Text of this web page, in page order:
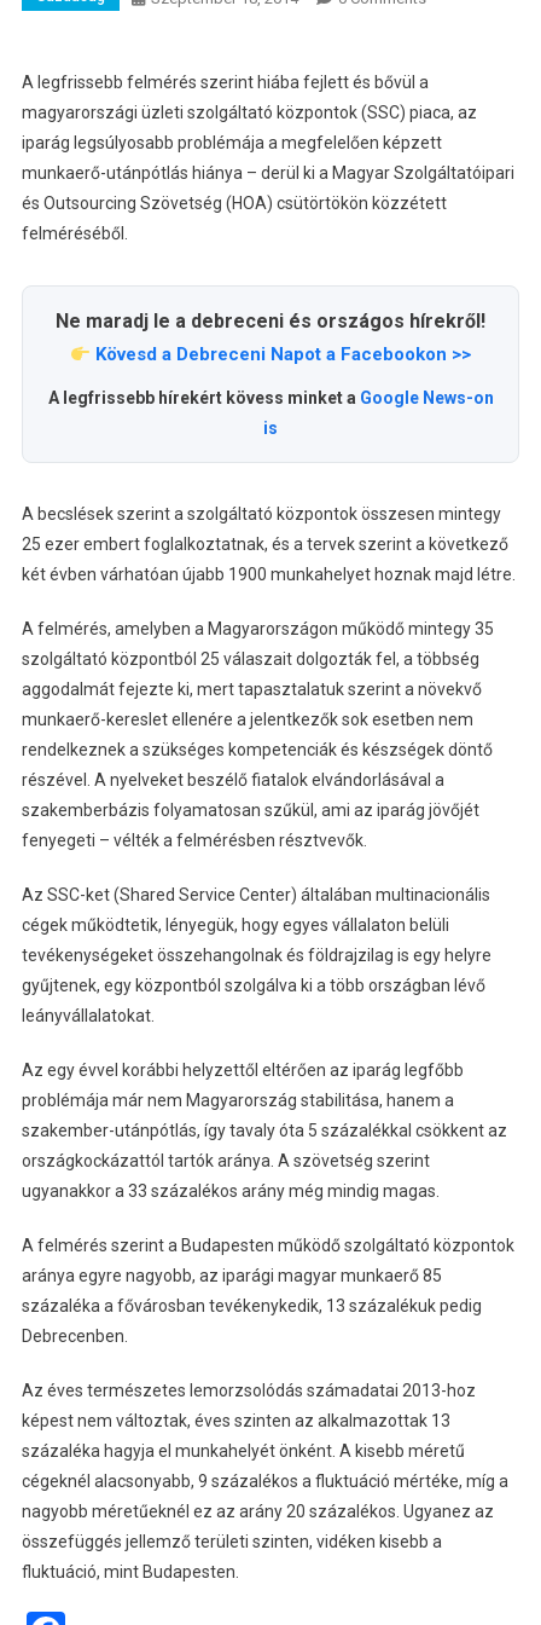
A legfrissebb felmérés szerint hiába fejlett és bővül a
magyarországi üzleti szolgáltató központok (SSC) piaca, az
iparág legsúlyosabb problémája a megfelelően képzett
munkaerő-utánpótlás hiánya – derül ki a Magyar Szolgáltatóipari
és Outsourcing Szövetség (HOA) csütörtökön közzétett
felméréséből.
Ne maradj le a debreceni és országos hírekről!
Kövesd a Debreceni Napot a Facebookon >>
A legfrissebb hírekért kövess minket a Google News-on
is
A becslések szerint a szolgáltató központok összesen mintegy
25 ezer embert foglalkoztatnak, és a tervek szerint a következő
két évben várhatóan újabb 1900 munkahelyet hoznak majd létre.
A felmérés, amelyben a Magyarországon működő mintegy 35
szolgáltató központból 25 válaszait dolgozták fel, a többség
aggodalmát fejezte ki, mert tapasztalatuk szerint a növekvő
munkaerő-kereslet ellenére a jelentkezők sok esetben nem
rendelkeznek a szükséges kompetenciák és készségek döntő
részével. A nyelveket beszélő fiatalok elvándorlásával a
szakemberbázis folyamatosan szűkül, ami az iparág jövőjét
fenyegeti – vélték a felmérésben résztvevők.
Az SSC-ket (Shared Service Center) általában multinacionális
cégek működtetik, lényegük, hogy egyes vállalaton belüli
tevékenységeket összehangolnak és földrajzilag is egy helyre
gyűjtenek, egy központból szolgálva ki a több országban lévő
leányvállalatokat.
Az egy évvel korábbi helyzettől eltérően az iparág legfőbb
problémája már nem Magyarország stabilitása, hanem a
szakember-utánpótlás, így tavaly óta 5 százalékkal csökkent az
országkockázattól tartók aránya. A szövetség szerint
ugyanakkor a 33 százalékos arány még mindig magas.
A felmérés szerint a Budapesten működő szolgáltató központok
aránya egyre nagyobb, az iparági magyar munkaerő 85
százaléka a fővárosban tevékenykedik, 13 százalékuk pedig
Debrecenben.
Az éves természetes lemorzsolódás számadatai 2013-hoz
képest nem változtak, éves szinten az alkalmazottak 13
százaléka hagyja el munkahelyét önként. A kisebb méretű
cégeknél alacsonyabb, 9 százalékos a fluktuáció mértéke, míg a
nagyobb méretűeknél ez az arány 20 százalékos. Ugyanez az
összefüggés jellemző területi szinten, vidéken kisebb a
fluktuáció, mint Budapesten.